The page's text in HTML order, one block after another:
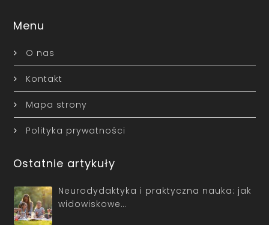
Menu
O nas
Kontakt
Mapa strony
Polityka prywatności
Ostatnie artykuły
Neurodydaktyka i praktyczna nauka: jak
widowiskowe…